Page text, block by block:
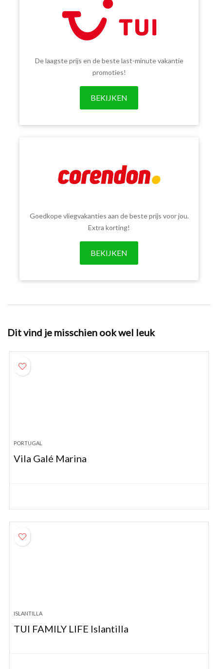
De laagste prijs en de beste last-minute vakantie
promoties!
BEKIJKEN
Goedkope vliegvakanties aan de beste prijs voor jou.
Extra korting!
BEKIJKEN
Dit vind je misschien ook wel leuk
PORTUGAL
Vila Galé Marina
ISLANTILLA
TUI FAMILY LIFE Islantilla